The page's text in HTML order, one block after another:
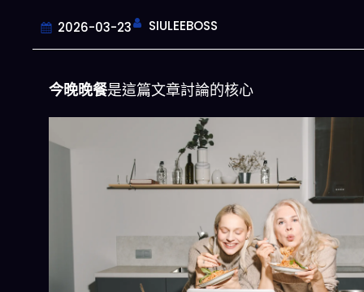
2026-03-23 SIULEEBOSS
今晚晚餐是這篇文章討論的核心